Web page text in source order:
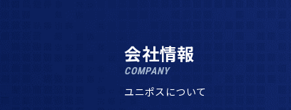
会社情報
COMPANY
ユニポスについて